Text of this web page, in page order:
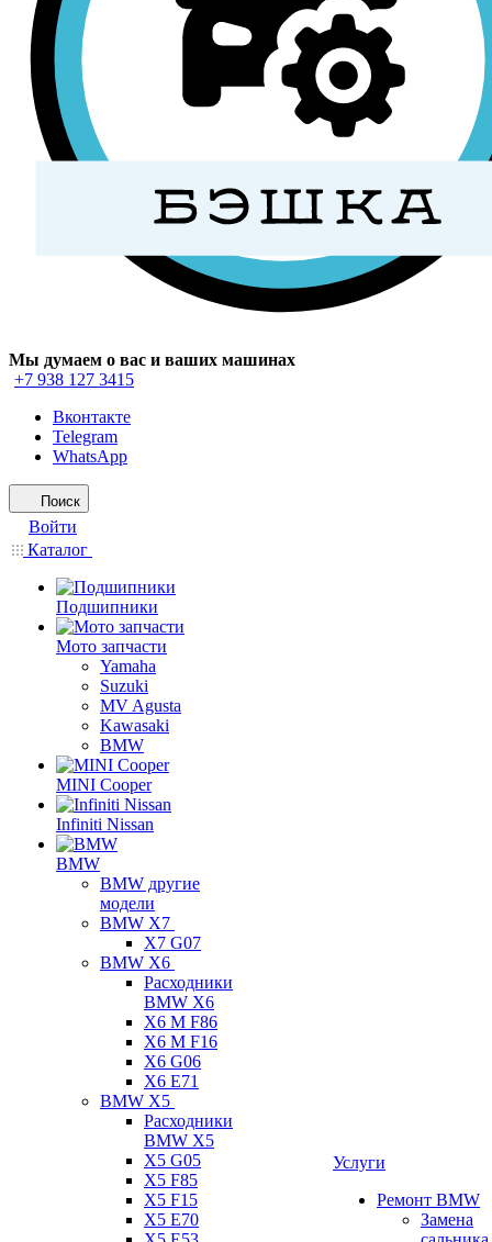
Мы думаем о вас и ваших машинах
+7 938 127 3415
Вконтакте
Telegram
WhatsApp
Поиск
Войти
Каталог
Подшипники
Мото запчасти
Yamaha
Suzuki
MV Agusta
Kawasaki
BMW
MINI Cooper
Infiniti Nissan
BMW
BMW другие
модели
BMW X7
X7 G07
BMW X6
Расходники
BMW X6
X6 M F86
X6 M F16
X6 G06
X6 E71
BMW X5
Расходники
BMW X5
X5 G05
X5 F85
X5 F15
X5 E70
Услуги
Ремонт BMW
Замена